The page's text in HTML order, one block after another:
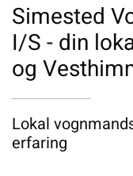
Simested
I/S - din
og
Lokal
erfaring